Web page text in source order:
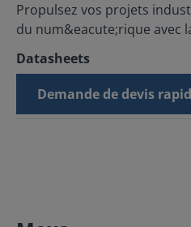
Propulsez vos projets
du num&eacute;rique avec
Datasheets
Demande de devis